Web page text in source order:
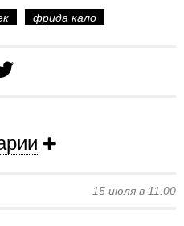
фрида кало
15 июля в 11:00